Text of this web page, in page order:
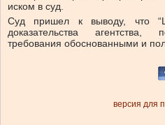
иском в суд.
Суд пришел к выводу, что
доказательства
требования обоснованными и
версия для